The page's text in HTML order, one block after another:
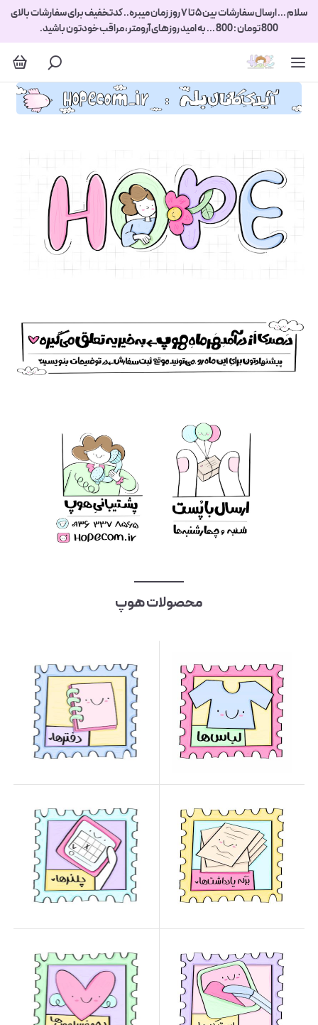
سلام ... ارسال سفارشات بین ۵ تا ۷ روز زمان میبره.. کدتخفیف برای سفارشات بالای
800 تومان : 800 ... به امید روزهای آرومتر، مراقب خودتون باشید.
محصولات هوپ